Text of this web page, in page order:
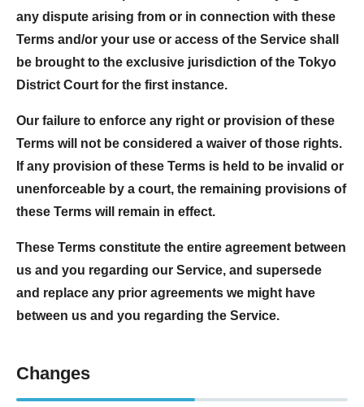
any dispute arising from or in connection with these
Terms and/or your use or access of the Service shall
be brought to the exclusive jurisdiction of the Tokyo
District Court for the first instance.
Our failure to enforce any right or provision of these
Terms will not be considered a waiver of those rights.
If any provision of these Terms is held to be invalid or
unenforceable by a court, the remaining provisions of
these Terms will remain in effect.
These Terms constitute the entire agreement between
us and you regarding our Service, and supersede
and replace any prior agreements we might have
between us and you regarding the Service.
Changes